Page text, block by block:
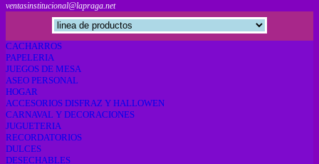
ventasinstitucional@lapraga.net
CACHARROS
PAPELERIA
JUEGOS DE MESA
ASEO PERSONAL
HOGAR
ACCESORIOS DISFRAZ Y HALLOWEN
CARNAVAL Y DECORACIONES
JUGUETERIA
RECORDATORIOS
DULCES
DESECHABLES